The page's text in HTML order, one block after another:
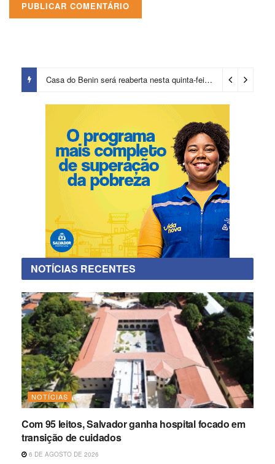
Casa do Benin será reaberta nesta quinta-feira (6) 3 dias ago
NOTÍCIAS RECENTES
NOTÍCIAS
Com 95 leitos, Salvador ganha hospital focado em
transição de cuidados
6 DE AGOSTO DE 2026